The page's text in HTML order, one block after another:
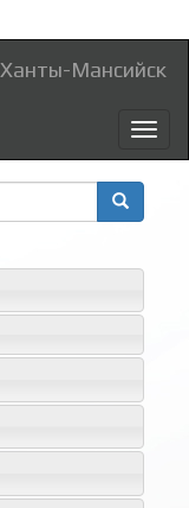
Мансийск